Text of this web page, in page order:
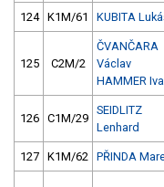
124 K1M/61 KUBITA
125 C2M/2
ČVANČARA
Václav
HAMMER
126 C1M/29
SEIDLITZ
Lenhard
127 K1M/62 PŘINDA